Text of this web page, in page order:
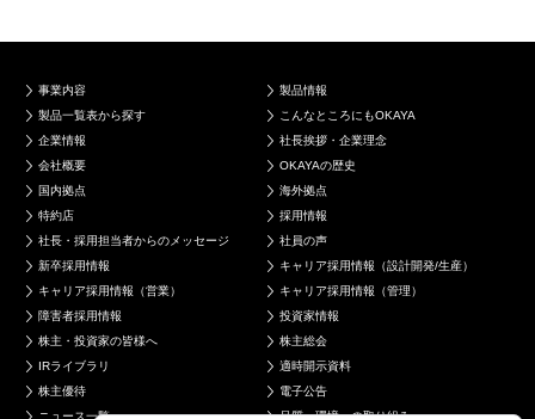
事業内容
製品情報
製品一覧表から探す
こんなところにもOKAYA
企業情報
社長挨拶・企業理念
会社概要
OKAYAの歴史
国内拠点
海外拠点
特約店
採用情報
社長・採用担当者からのメッセージ
社員の声
新卒採用情報
キャリア採用情報（設計開発/生産）
キャリア採用情報（営業）
キャリア採用情報（管理）
障害者採用情報
投資家情報
株主・投資家の皆様へ
株主総会
IRライブラリ
適時開示資料
株主優待
電子公告